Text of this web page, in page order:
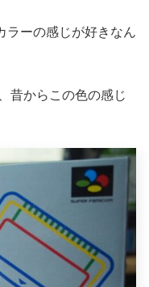
ラーの感じが好きなん
昔からこの色の感じ